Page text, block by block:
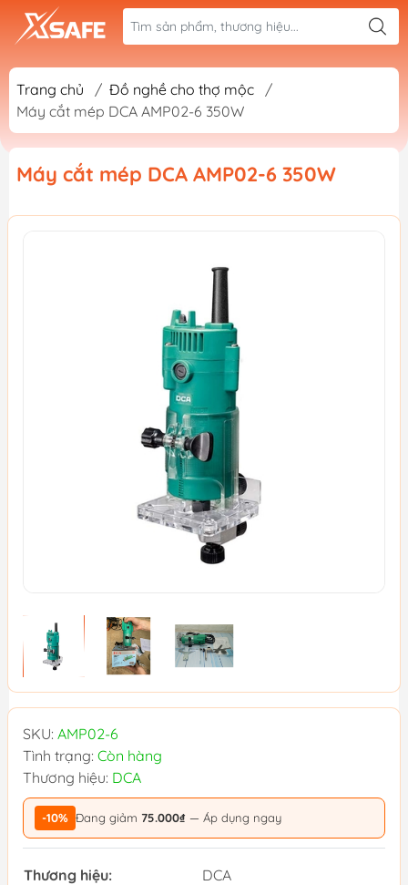
Trang chủ / Đồ nghề cho thợ mộc
/
Máy cắt mép DCA AMP02-6 350W
Máy cắt mép DCA AMP02-6 350W
SKU: AMP02-6
Tình trạng: Còn hàng
Thương hiệu: DCA
-10% Đang giảm 75.000₫ — Áp dụng ngay
Thương hiệu:
DCA